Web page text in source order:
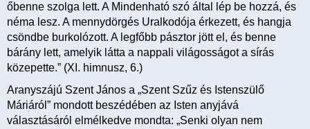
őbenne szolga lett. A Mindenható szó által lép be hozzá, és
néma lesz. A mennydörgés Uralkodója érkezett, és hangja
csöndbe burkolózott. A legfőbb pásztor jött el, és benne
bárány lett, amelyik látta a nappali világosságot a sírás
közepette.” (XI. himnusz, 6.)
Aranyszájú Szent János a „Szent Szűz és Istenszülő
Máriáról” mondott beszédében az Isten anyjává
választásáról elmélkedve mondta: „Senki olyan nem